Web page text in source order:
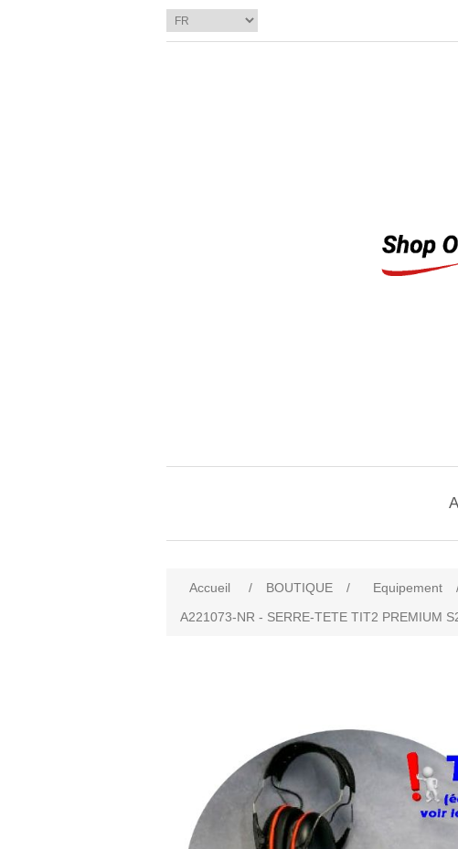
Accueil / BOUTIQUE / Equipement
A221073-NR - SERRE-TETE TIT2 PREMIUM